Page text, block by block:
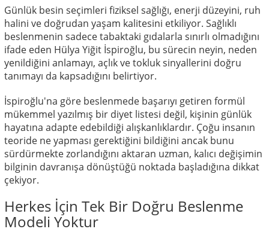
Günlük besin seçimleri fiziksel sağlığı, enerji düzeyini, ruh
halini ve doğrudan yaşam kalitesini etkiliyor. Sağlıklı
beslenmenin sadece tabaktaki gıdalarla sınırlı olmadığını
ifade eden Hülya Yiğit İspiroğlu, bu sürecin neyin, neden
yenildiğini anlamayı, açlık ve tokluk sinyallerini doğru
tanımayı da kapsadığını belirtiyor.
İspiroğlu'na göre beslenmede başarıyı getiren formül
mükemmel yazılmış bir diyet listesi değil, kişinin günlük
hayatına adapte edebildiği alışkanlıklardır. Çoğu insanın
teoride ne yapması gerektiğini bildiğini ancak bunu
sürdürmekte zorlandığını aktaran uzman, kalıcı değişimin
bilginin davranışa dönüştüğü noktada başladığına dikkat
çekiyor.
Herkes İçin Tek Bir Doğru Beslenme
Modeli Yoktur